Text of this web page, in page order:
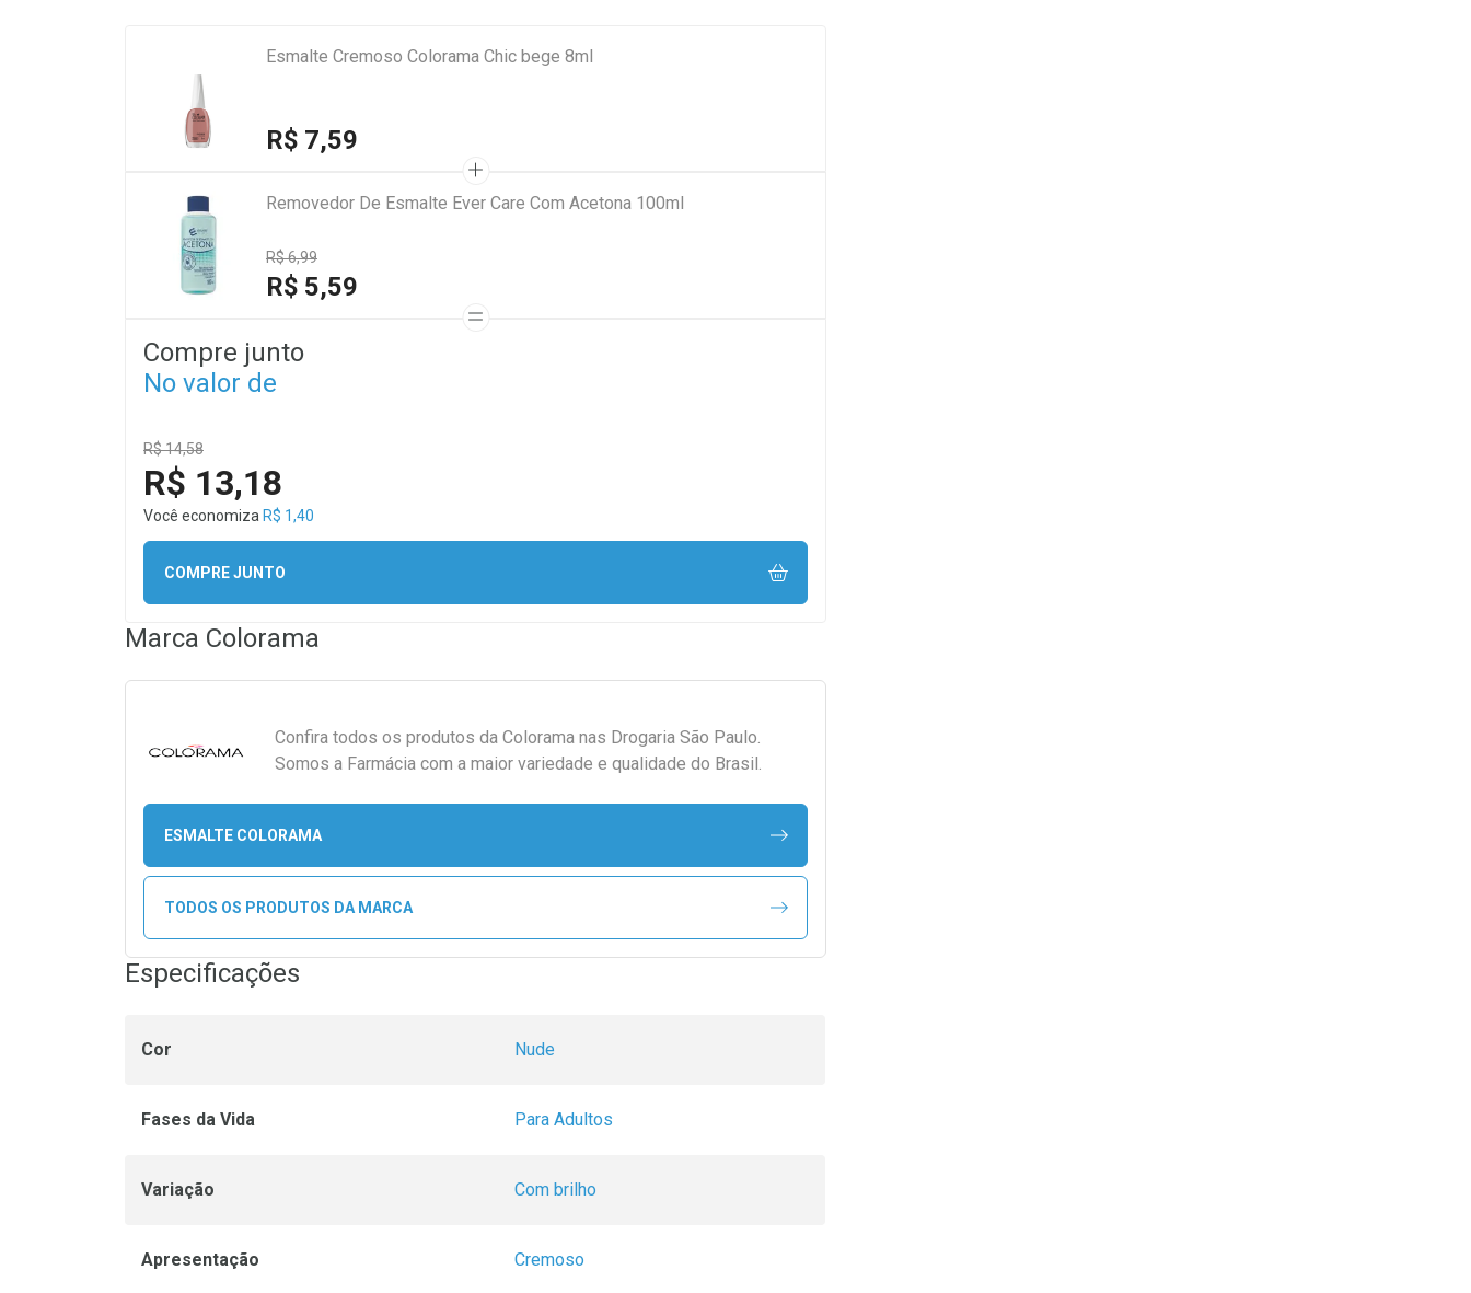
Esmalte Cremoso Colorama Chic bege 8ml
R$ 7,59
Removedor De Esmalte Ever Care Com Acetona 100ml
R$ 6,99
R$ 5,59
Compre junto
No valor de
R$ 14,58
R$ 13,18
Você economiza R$ 1,40
COMPRE JUNTO
Marca Colorama
Confira todos os produtos da Colorama nas Drogaria São Paulo.
Somos a Farmácia com a maior variedade e qualidade do Brasil.
ESMALTE COLORAMA
TODOS OS PRODUTOS DA MARCA
Especificações
Cor Nude
Fases da Vida Para Adultos
Variação Com brilho
Apresentação Cremoso